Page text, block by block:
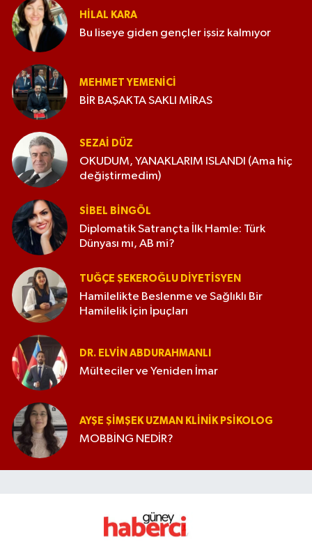
HILAL KARA
Bu liseye giden gençler işsiz kalmıyor
MEHMET YEMENICI
BİR BAŞAKTA SAKLI MİRAS
SEZAI DÜZ
OKUDUM, YANAKLARIM ISLANDI (Ama hiç
değiştirmedim)
SIBEL BINGÖL
Diplomatik Satrançta İlk Hamle: Türk
Dünyası mı, AB mi?
TUĞÇE ŞEKEROĞLU DIYETISYEN
Hamilelikte Beslenme ve Sağlıklı Bir
Hamilelik İçin İpuçları
DR. ELVIN ABDURAHMANLI
Mülteciler ve Yeniden İmar
AYŞE ŞIMŞEK UZMAN KLINIK PSIKOLOG
MOBBİNG NEDİR?